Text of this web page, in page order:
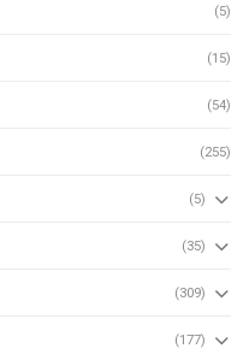
(5)
(15)
(54)
(255)
(5)
(35)
(309)
(177)